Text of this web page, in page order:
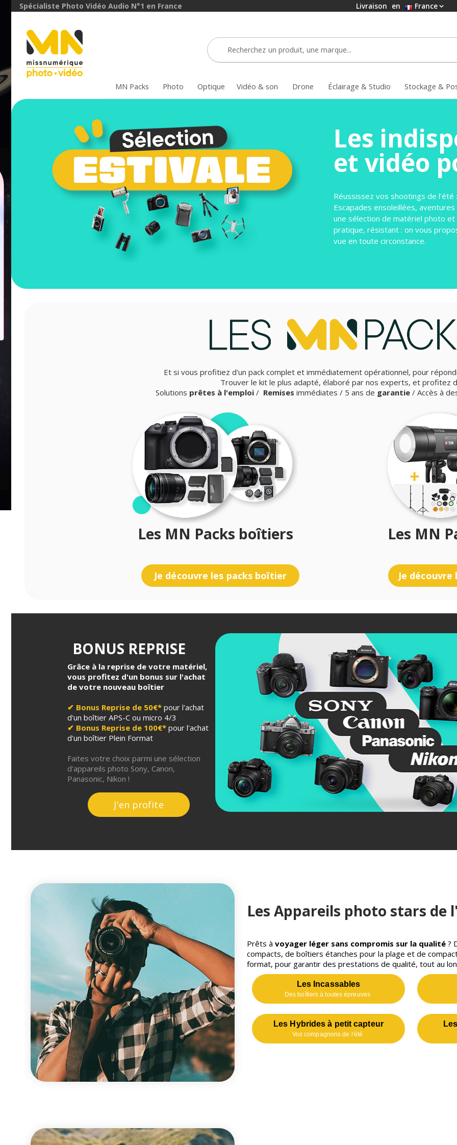
Spécialiste Photo Vidéo Audio N°1 en France Livraison en France
MN Packs Photo Optique Vidéo & son Drone Éclairage & Studio Stockage &
Les
et vidéo
Réussissez vos shootings de
Escapades ensoleillées,
une sélection de matériel photo
pratique, résistant : on vous
vue en toute circonstance.
Et si vous profitiez d'un pack complet et immédiatement opérationnel, pour
Trouver le kit le plus adapté, élaboré par nos experts, et profitez
Solutions prêtes à l'emploi / Remises immédiates / 5 ans de garantie / Accès à
Les MN Packs boîtiers
Je découvre les packs boîtier
Les MN
Je
BONUS REPRISE
Grâce à la reprise de votre matériel,
vous profitez d'un bonus sur l'achat
de votre nouveau boîtier
✔︎ Bonus Reprise de 50€* pour l'achat
d'un boîtier APS-C ou micro 4/3
✔︎ Bonus Reprise de 100€* pour l'achat
d'un boîtier Plein Format
Faites votre choix parmi une sélection
d'appareils photo Sony, Canon,
Panasonic, Nikon !
J'en profite
Les Appareils photo stars de
Prêts à voyager léger sans compromis sur la qualité ?
compacts, de boîtiers étanches pour la plage et de
format, pour garantir des prestations de qualité, tout au
Les Incassables
Des boîtiers à toutes épreuves
Les Hybrides à petit capteur
Vos compagnons de l'été